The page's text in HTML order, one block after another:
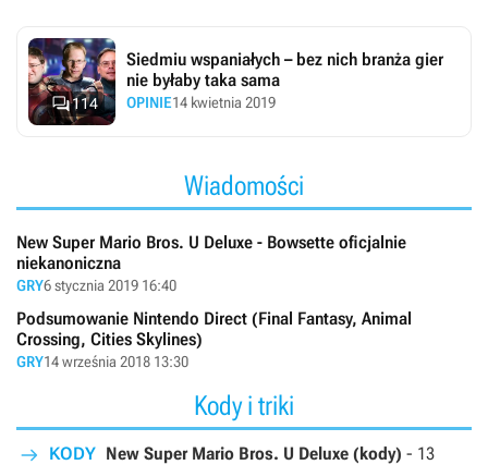
114
Siedmiu wspaniałych – bez nich branża gier
nie byłaby taka sama
OPINIE14 kwietnia 2019
Wiadomości
New Super Mario Bros. U Deluxe - Bowsette oficjalnie
niekanoniczna
GRY6 stycznia 2019 16:40
Podsumowanie Nintendo Direct (Final Fantasy, Animal
Crossing, Cities Skylines)
GRY14 września 2018 13:30
Kody i triki
KODY New Super Mario Bros. U Deluxe (kody) - 13